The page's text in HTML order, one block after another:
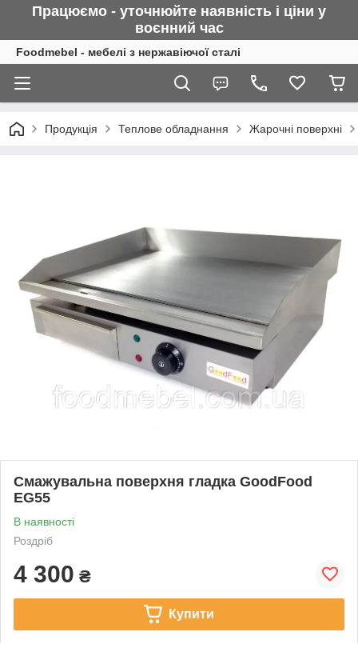
Працюємо - уточнюйте наявність і ціни у
воєнний час
Foodmebel - мебелі з нержавіючої сталі
Продукція Теплове обладнання Жарочні поверхні
Смажувальна поверхня гладка GoodFood
EG55
В наявності
Роздріб
4 300 ₴
Купити